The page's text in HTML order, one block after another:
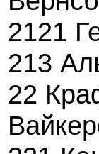
2121
213
22